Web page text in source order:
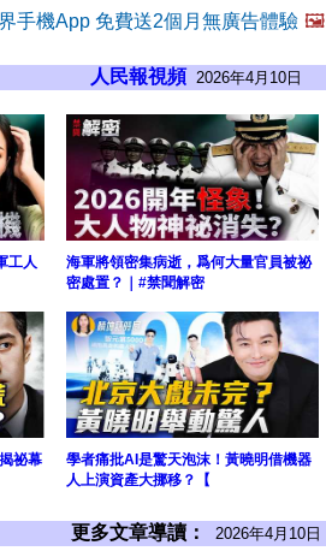
手機App 免費送2個月無廣告體驗 🖼️
人民報視頻 2026年4月10日
工人
海軍將領密集病逝，爲何大量官員被祕
密處置？｜#禁聞解密
祕幕
學者痛批AI是驚天泡沫！黃曉明借機器
人上演資產大挪移？【
更多文章導讀： 2026年4月10日